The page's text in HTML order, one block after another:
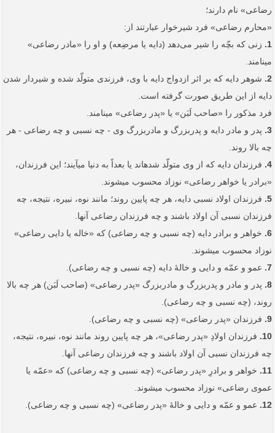
رضاعی» نام دارند؛
«محارم رضاعی» فرد شیرخوار عبارتند از:
1.
زنی که بچّه را شیر می‌دهد (دایه یا مرضِعه) و او را «مادر رضاعی»
می‏نامند.
2. شوهر دایه که بر اثر ازدواج دایه با وی، فرزندی متولّد شده و شیردار شدن
دایه از این طریق صورت گرفته است.
فرد مذکور را «صاحب لَبَن» یا «پدر رضاعی» می‏نامند.
3. پدر و مادر دایه و پدربزرگ و مادربزرگ وی - چه نسبی و چه رضاعی - هر
چه بالا روند.
4. فرزندان دایه که از وی متولّد شده­اند یا بعداً به دنیا می‏آیند؛ این فرزندان،
‌«برادر یا خواهر رضاعی» نوزاد محسوب می­شوند.
5. فرزندان اولاد نسبی دایه، هر چه پایین روند؛ مانند نوه، نبیره، نتیجه، چه
فرزندان نسبی آن اولاد باشند و چه فرزندان رضاعی آنها.
6. خواهر و برادر دایه (چه نسبی و چه رضاعی) که «خاله یا دایی رضاعی»
نوزاد محسوب می­شوند.
7. عمو و عمّه و دایی و خالۀ دایه (چه نسبی و چه رضاعی).
8. پدر و مادر و پدربزرگ و مادربزرگ «پدر رضاعی» (صاحب لَبَن) هر چه بالا
روند، (چه نسبی و چه رضاعی).
9. فرزندان «پدر رضاعی» (چه نسبی و چه رضاعی).
10.
فرزندان اولادِ «پدر رضاعی»، هر چه پایین روند مانند نوه، نبیره، نتیجه،
چه فرزندان نسبی آن اولاد باشند و چه فرزندان رضاعی آنها.
11.
خواهر و برادرِ «پدر رضاعی» (چه نسبی و چه رضاعی) که «عمّه یا
عموی رضاعی» نوزاد محسوب می­شوند.
12.
عمو و عمّه و دایی و خالۀ «پدر رضاعی» (چه نسبی و چه رضاعی).